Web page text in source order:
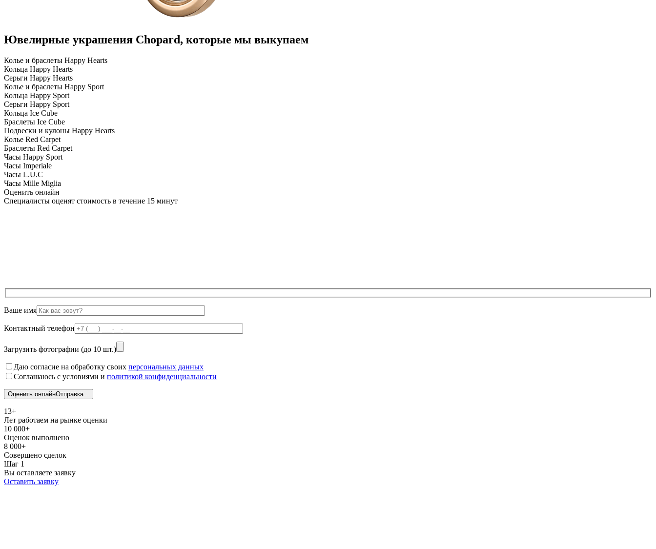
Ювелирные украшения Chopard, которые мы выкупаем
Колье и браслеты Happy Hearts
Кольца Happy Hearts
Серьги Happy Hearts
Колье и браслеты Happy Sport
Кольца Happy Sport
Серьги Happy Sport
Кольца Ice Cube
Браслеты Ice Cube
Подвески и кулоны Happy Hearts
Колье Red Carpet
Браслеты Red Carpet
Часы Happy Sport
Часы Imperiale
Часы L.U.C
Часы Mille Miglia
Оценить онлайн
Специалисты оценят стоимость в течение 15 минут
Ваше имя
Контактный телефон
Загрузить фотографии (до 10 шт.)
Даю согласие на обработку своих персональных данных
Соглашаюсь с условиями и политикой конфиденциальности
Оценить онлайнОтправка...
13+
Лет работаем на рынке оценки
10 000+
Оценок выполнено
8 000+
Совершено сделок
Шаг 1
Вы оставляете заявку
Оставить заявку